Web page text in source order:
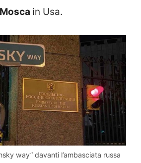
in Usa.
way” davanti l’ambasciata russa